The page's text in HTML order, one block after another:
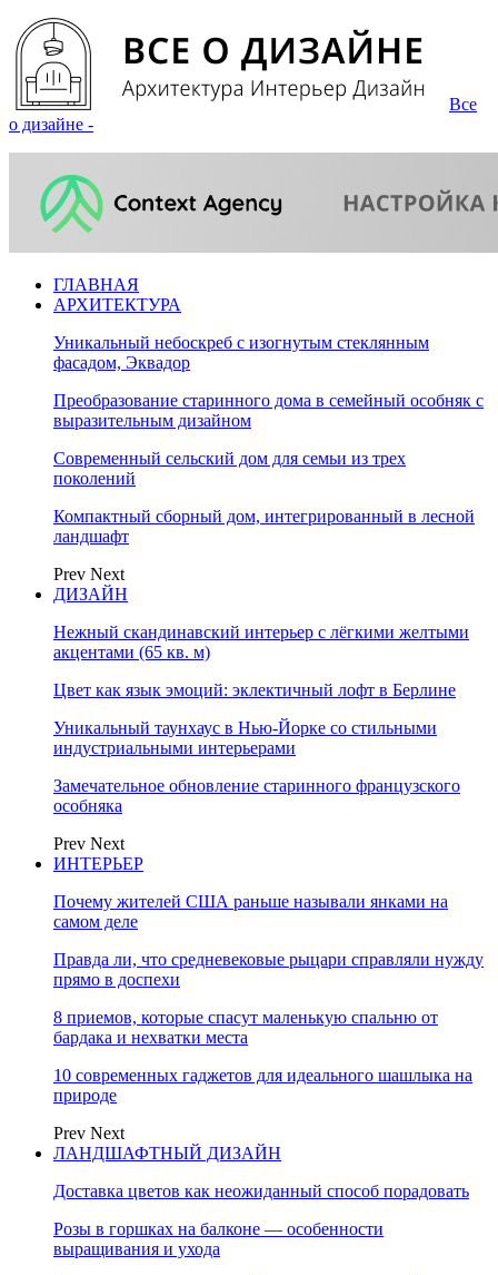
Все
о дизайне -
ГЛАВНАЯ
АРХИТЕКТУРА
Уникальный небоскреб с изогнутым стеклянным
фасадом, Эквадор
Преобразование старинного дома в семейный особняк с
выразительным дизайном
Современный сельский дом для семьи из трех
поколений
Компактный сборный дом, интегрированный в лесной
ландшафт
Prev Next
ДИЗАЙН
Нежный скандинавский интерьер с лёгкими желтыми
акцентами (65 кв. м)
Цвет как язык эмоций: эклектичный лофт в Берлине
Уникальный таунхаус в Нью-Йорке со стильными
индустриальными интерьерами
Замечательное обновление старинного французского
особняка
Prev Next
ИНТЕРЬЕР
Почему жителей США раньше называли янками на
самом деле
Правда ли, что средневековые рыцари справляли нужду
прямо в доспехи
8 приемов, которые спасут маленькую спальню от
бардака и нехватки места
10 современных гаджетов для идеального шашлыка на
природе
Prev Next
ЛАНДШАФТНЫЙ ДИЗАЙН
Доставка цветов как неожиданный способ порадовать
Розы в горшках на балконе — особенности
выращивания и ухода